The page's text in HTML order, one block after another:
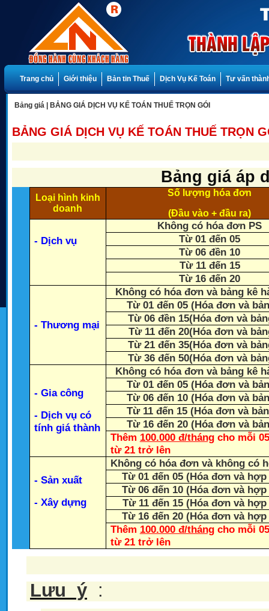
Trang chủ Giới thiệu Bản tin Thuế Dịch Vụ Kế Toán Tư vấn
Bảng giá BẢNG GIÁ DỊCH VỤ KẾ TOÁN THUẾ TRỌN GÓI
BẢNG GIÁ DỊCH VỤ KẾ TOÁN THUẾ TRỌN
Bảng giá áp
Loại hình kinh
doanh
Số lượng hóa đơn
(Đầu vào + đầu ra)
- Dịch vụ
Không có hóa đơn PS
Từ 01 đến 05
Từ 06 đền 10
Từ 11 đến 15
Từ 16 đến 20
- Thương mại
Không có hóa đơn và bảng kê
Từ 01 đến 05 (Hóa đơn và
Từ 06 đền 15(Hóa đơn và
Từ 11 đến 20(Hóa đơn và
Từ 21 đến 35(Hóa đơn và
Từ 36 đến 50(Hóa đơn và
- Gia công
- Dịch vụ có
tính giá thành
Không có hóa đơn và bảng kê
Từ 01 đến 05 (Hóa đơn và
Từ 06 đến 10 (Hóa đơn và
Từ 11 đến 15 (Hóa đơn và
Từ 16 đến 20 (Hóa đơn và
Thêm 100.000 đ/tháng cho mỗi
từ 21 trở lên
- Sản xuất
- Xây dựng
Không có hóa đơn và không có
Từ 01 đến 05 (Hóa đơn và
Từ 06 đến 10 (Hóa đơn và
Từ 11 đến 15 (Hóa đơn và
Từ 16 đến 20 (Hóa đơn và
Thêm 100.000 đ/tháng cho mỗi
từ 21 trở lên
Lưu ý :